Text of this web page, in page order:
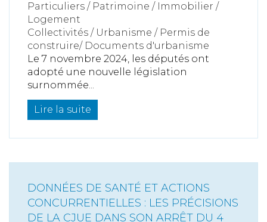
Particuliers / Patrimoine / Immobilier /
Logement
Collectivités / Urbanisme / Permis de
construire/ Documents d'urbanisme
Le 7 novembre 2024, les députés ont
adopté une nouvelle législation
surnommée...
Lire la suite
DONNÉES DE SANTÉ ET ACTIONS
CONCURRENTIELLES : LES PRÉCISIONS
DE LA CJUE DANS SON ARRÊT DU 4